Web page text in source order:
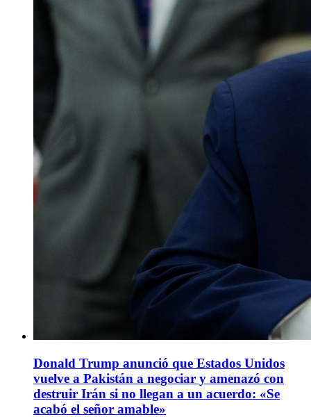
Donald Trump anunció que Estados Unidos
vuelve a Pakistán a negociar y amenazó con
destruir Irán si no llegan a un acuerdo: «Se
acabó el señor amable»